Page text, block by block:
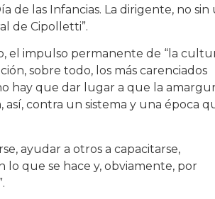
de las Infancias. La dirigente, no sin
de Cipolletti”.
el impulso permanente de “la
sobre todo, los más carenciados
hay que dar lugar a que la
contra un sistema y una época
ayudar a otros a capacitarse,
que se hace y, obviamente, por